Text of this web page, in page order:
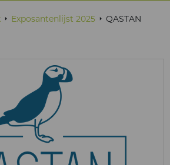
Exposantenlijst 2025 QASTAN